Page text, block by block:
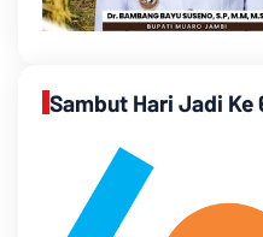
Sambut Hari Jadi Ke